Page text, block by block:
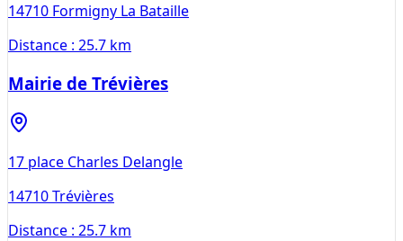
14710 Formigny La Bataille
Distance : 25.7 km
Mairie de Trévières
17 place Charles Delangle
14710Trévières
Distance : 25.7 km